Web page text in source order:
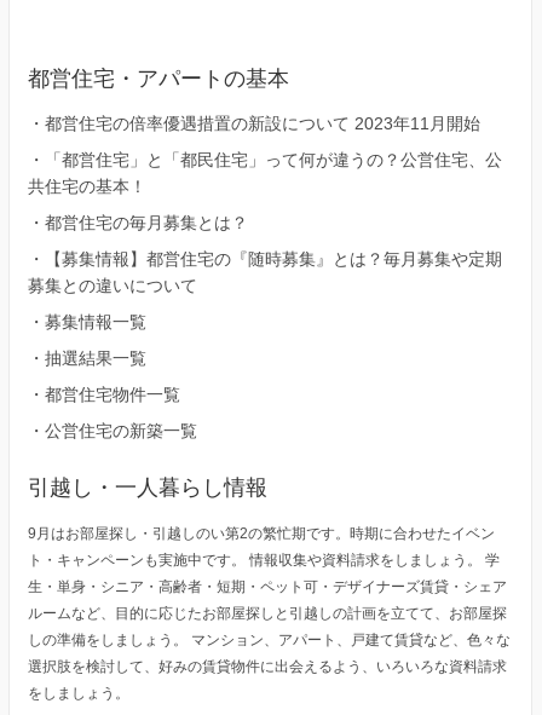
都営住宅・アパートの基本
・ 都営住宅の倍率優遇措置の新設について 2023年11月開始
・
「都営住宅」と「都民住宅」って何が違うの？公営住宅、公
共住宅の基本！
・ 都営住宅の毎月募集とは？
・
【募集情報】都営住宅の『随時募集』とは？毎月募集や定期
募集との違いについて
・ 募集情報一覧
・ 抽選結果一覧
・ 都営住宅物件一覧
・ 公営住宅の新築一覧
引越し・一人暮らし情報
9月はお部屋探し・引越しのい第2の繁忙期です。時期に合わせたイベン
ト・キャンペーンも実施中です。 情報収集や資料請求をしましょう。 学
生・単身・シニア・高齢者・短期・ペット可・デザイナーズ賃貸・シェア
ルームなど、目的に応じたお部屋探しと引越しの計画を立てて、お部屋探
しの準備をしましょう。 マンション、アパート、戸建て賃貸など、色々な
選択肢を検討して、好みの賃貸物件に出会えるよう、いろいろな資料請求
をしましょう。